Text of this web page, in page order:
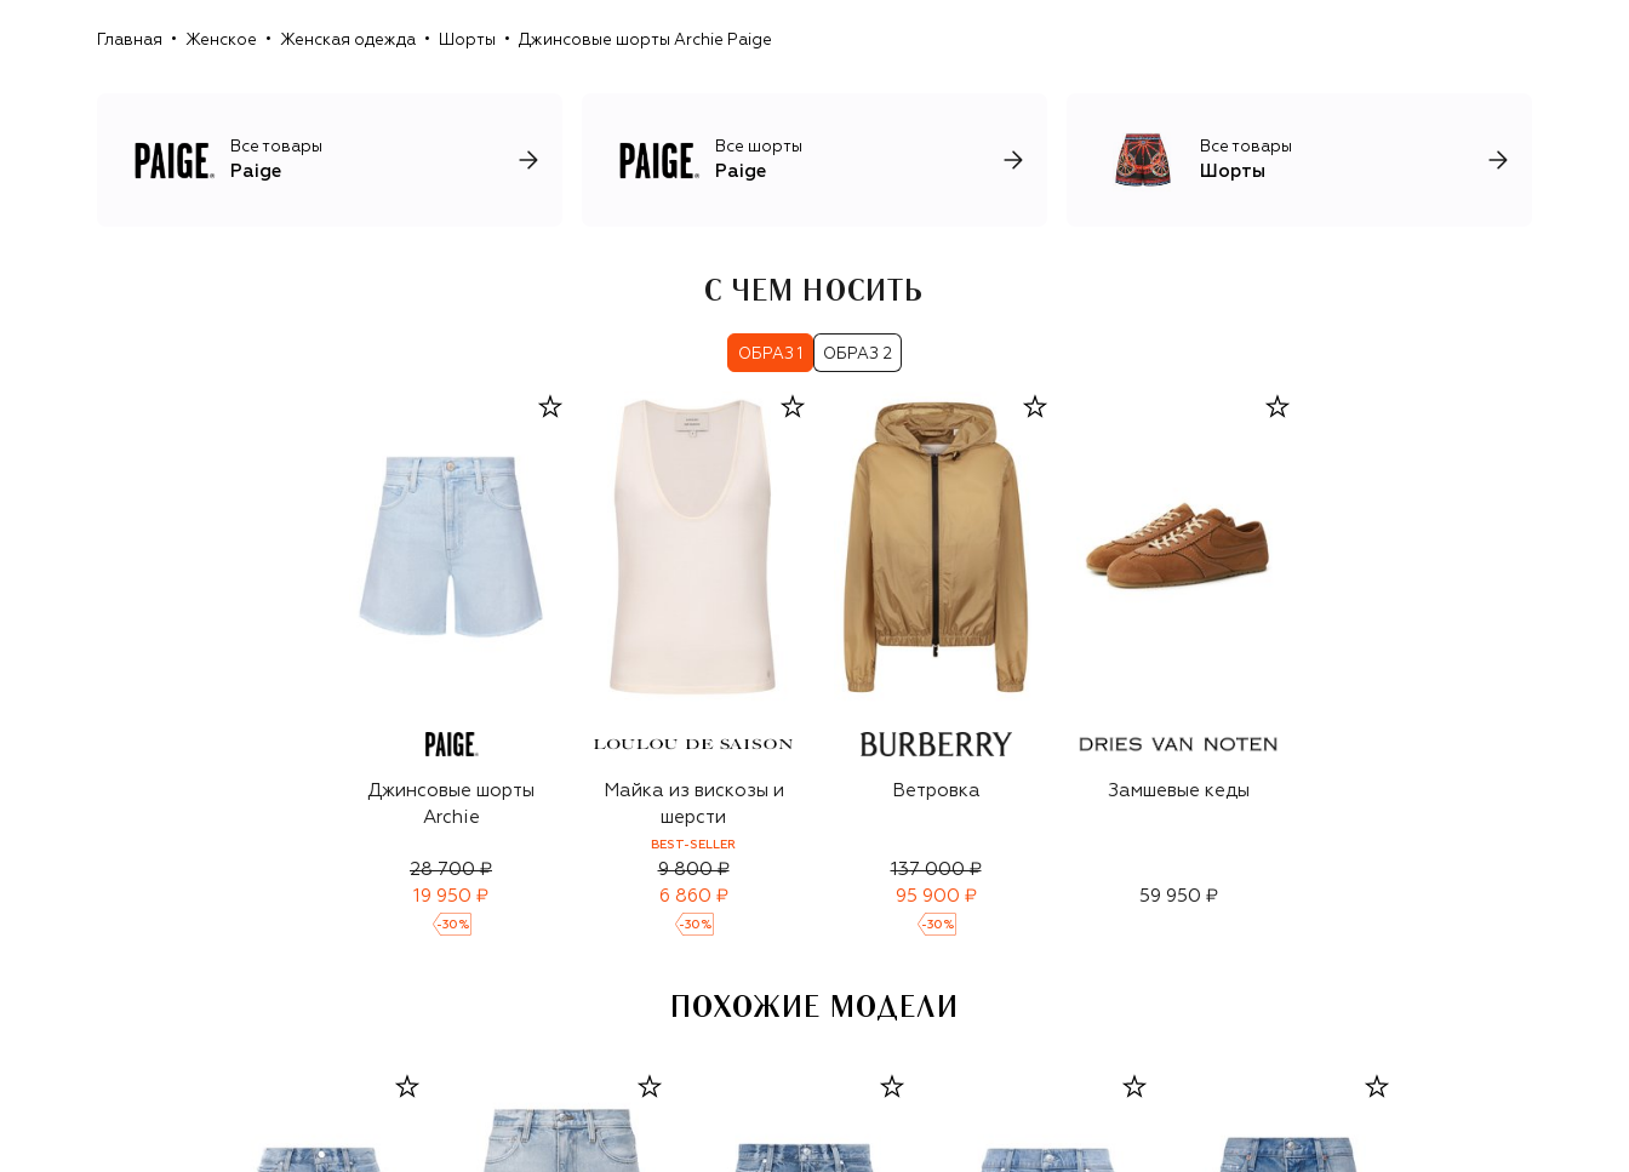
Главная Женское Женская одежда Шорты Джинсовые шорты Archie Paige
Все товары
Paige
Все шорты
Paige
Все товары
Шорты
С ЧЕМ НОСИТЬ
ОБРАЗ 1 ОБРАЗ 2
Джинсовые шорты
Archie
28 700 ₽
19 950 ₽
-30 %
Майка из вискозы и
шерсти
BEST-SELLER
9 800 ₽
6 860 ₽
-30 %
Ветровка
137 000 ₽
95 900 ₽
-30 %
Замшевые кеды
59 950 ₽
ПОХОЖИЕ МОДЕЛИ